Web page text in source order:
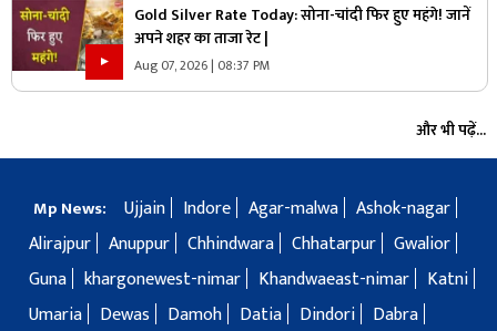
Gold Silver Rate Today: सोना-चांदी फिर हुए महंगे! जानें
अपने शहर का ताजा रेट |
Aug 07, 2026 | 08:37 PM
और भी पढ़ें...
Mp News: Ujjain Indore Agar-malwa Ashok-nagar
Alirajpur Anuppur Chhindwara Chhatarpur Gwalior
Guna khargonewest-nimar Khandwaeast-nimar
Katni
Umaria
Dewas Damoh Datia Dindori
Dabra